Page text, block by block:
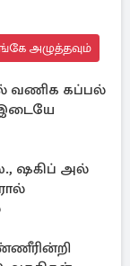
அழுத்தவும்
வணிக கப்பல்
ஷகிப் அல்